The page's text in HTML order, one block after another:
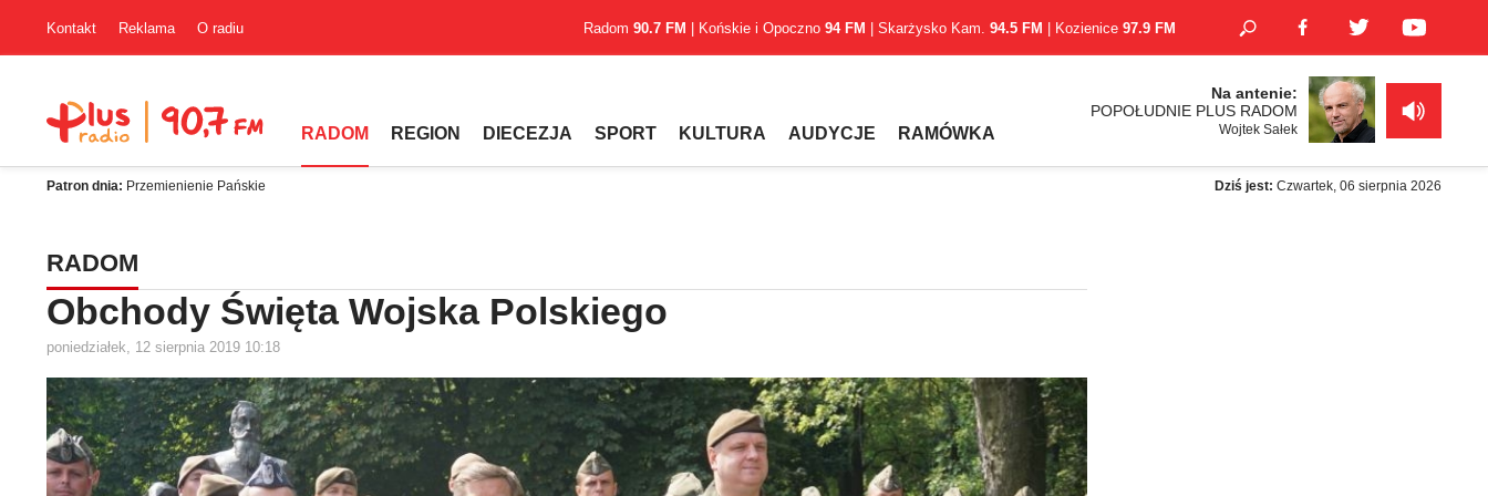
Kontakt Reklama O radiu Radom 90.7 FM | Końskie i Opoczno 94 FM | Skarżysko Kam. 94.5 FM | Kozienice 97.9 FM
RADOM REGION DIECEZJA SPORT KULTURA AUDYCJE RAMÓWKA
Na antenie:
POPOŁUDNIE PLUS RADOM
Wojtek Sałek
Patron dnia: Przemienienie Pańskie Dziś jest: Czwartek, 06 sierpnia 2026
RADOM
Obchody Święta Wojska Polskiego
poniedziałek, 12 sierpnia 2019 10:18